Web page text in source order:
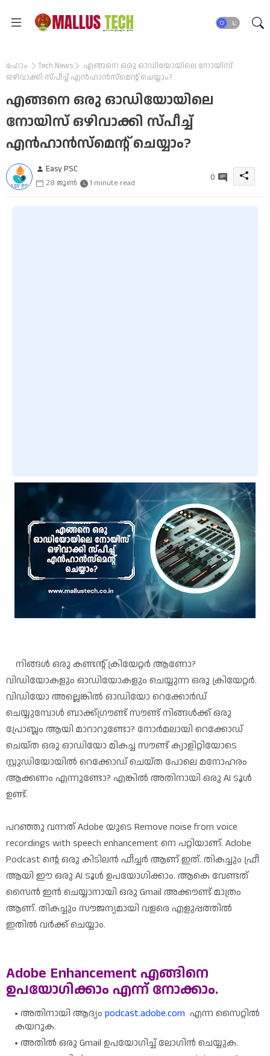
ഹോം Tech News
എങ്ങനെ ഒരു ഓഡിയോയിലെ നോയിസ്
ഒഴിവാക്കി സ്പീച്ച് എൻഹാൻസ്മെന്റ് ചെയ്യാം?
എങ്ങനെ ഒരു ഓഡിയോയിലെ
നോയിസ് ഒഴിവാക്കി സ്പീച്ച്
എൻഹാൻസ്മെന്റ് ചെയ്യാം?
Easy PSC
28 ജൂൺ 1 minute read 0
നിങ്ങൾ ഒരു കണ്ടന്റ് ക്രിയേറ്റർ ആണോ?
വിഡിയോകളും ഓഡിയോകളും ചെയ്യുന്ന ഒരു ക്രിയേറ്റർ.
വിഡിയോ അല്ലെങ്കിൽ ഓഡിയോ റെക്കോർഡ്
ചെയ്യുമ്പോൾ ബാക്ക്ഗ്രൗണ്ട് സൗണ്ട് നിങ്ങൾക്ക് ഒരു
പ്രോബ്ലം ആയി മാറാറുണ്ടോ? നോർമലായി റെക്കോഡ്
ചെയ്ത ഒരു ഓഡിയോ മികച്ച സൗണ്ട് ക്വാളിറ്റിയോടെ
സ്റ്റുഡിയോയിൽ റെക്കോഡ് ചെയ്ത പോലെ മനോഹരം
ആക്കണം എന്നുണ്ടോ? എങ്കിൽ അതിനായി ഒരു AI ടൂൾ
ഉണ്ട്.
പറഞ്ഞു വന്നത് Adobe യുടെ Remove noise from voice
recordings with speech enhancement നെ പറ്റിയാണ്. Adobe
Podcast ന്റെ ഒരു കിടിലൻ ഫീച്ചർ ആണ് ഇത്. തികച്ചും ഫ്രീ
ആയി ഈ ഒരു AI ടൂൾ ഉപയോഗിക്കാം. ആകെ വേണ്ടത്
സൈൻ ഇൻ ചെയ്യാനായി ഒരു Gmail അക്കൗണ്ട് മാത്രം
ആണ്‌. തികച്ചും സൗജന്യമായി വളരെ എളുപ്പത്തിൽ
ഇതിൽ വർക്ക് ചെയ്യാം.
Adobe Enhancement എങ്ങിനെ
ഉപയോഗിക്കാം എന്ന് നോക്കാം.
അതിനായി ആദ്യം podcast.adobe.com എന്ന സൈറ്റിൽ
കയറുക.
അതിൽ ഒരു Gmail ഉപയോഗിച്ച് ലോഗിൻ ചെയ്യുക.